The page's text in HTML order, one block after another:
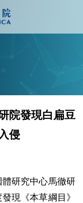
院發現白扁豆
侵
研究中心馬徹研
現《本草綱目》